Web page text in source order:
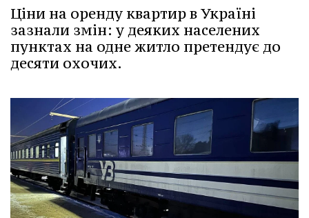
Ціни на оренду квартир в Україні
зазнали змін: у деяких населених
пунктах на одне житло претендує до
десяти охочих.